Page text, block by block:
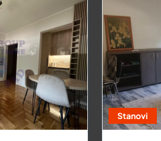
Stanovi